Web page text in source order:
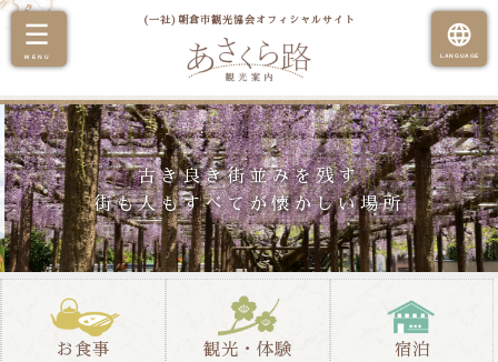
(一社)朝倉市観光協会オフィシャルサイト
古き良き街並みを残す
街も人もすべてが懐かしい場所
お食事 観光・体験 宿泊